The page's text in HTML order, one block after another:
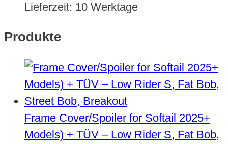
Lieferzeit: 10 Werktage
Produkte
Frame Cover/Spoiler for Softail 2025+
Models) + TÜV – Low Rider S, Fat Bob,